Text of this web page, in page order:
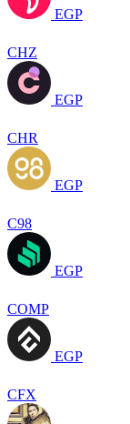
EGP
CHZ
EGP
CHR
EGP
C98
EGP
COMP
EGP
CFX